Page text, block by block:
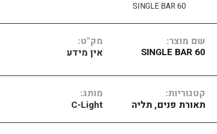
SINGLE BAR 60
שם מוצר:
SINGLE BAR 60
מק"ט:
אין מידע
קטגוריות:
תאורת פנים, תליה
מותג:
C-Light